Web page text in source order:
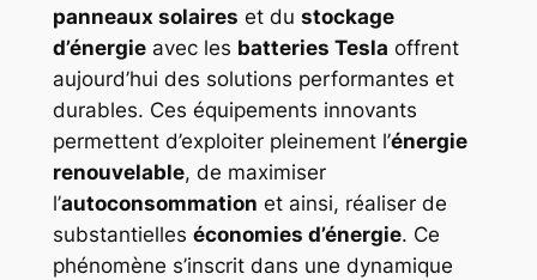
panneaux solaires et du stockage
d’énergieavec les batteries Tesla offrent
aujourd’hui des solutions performantes et
durables. Ces équipements innovants
permettent d’exploiter pleinement l’énergie
renouvelable, de maximiser
l’autoconsommation et ainsi, réaliser de
substantielles économies d’énergie. Ce
phénomène s’inscrit dans une dynamique